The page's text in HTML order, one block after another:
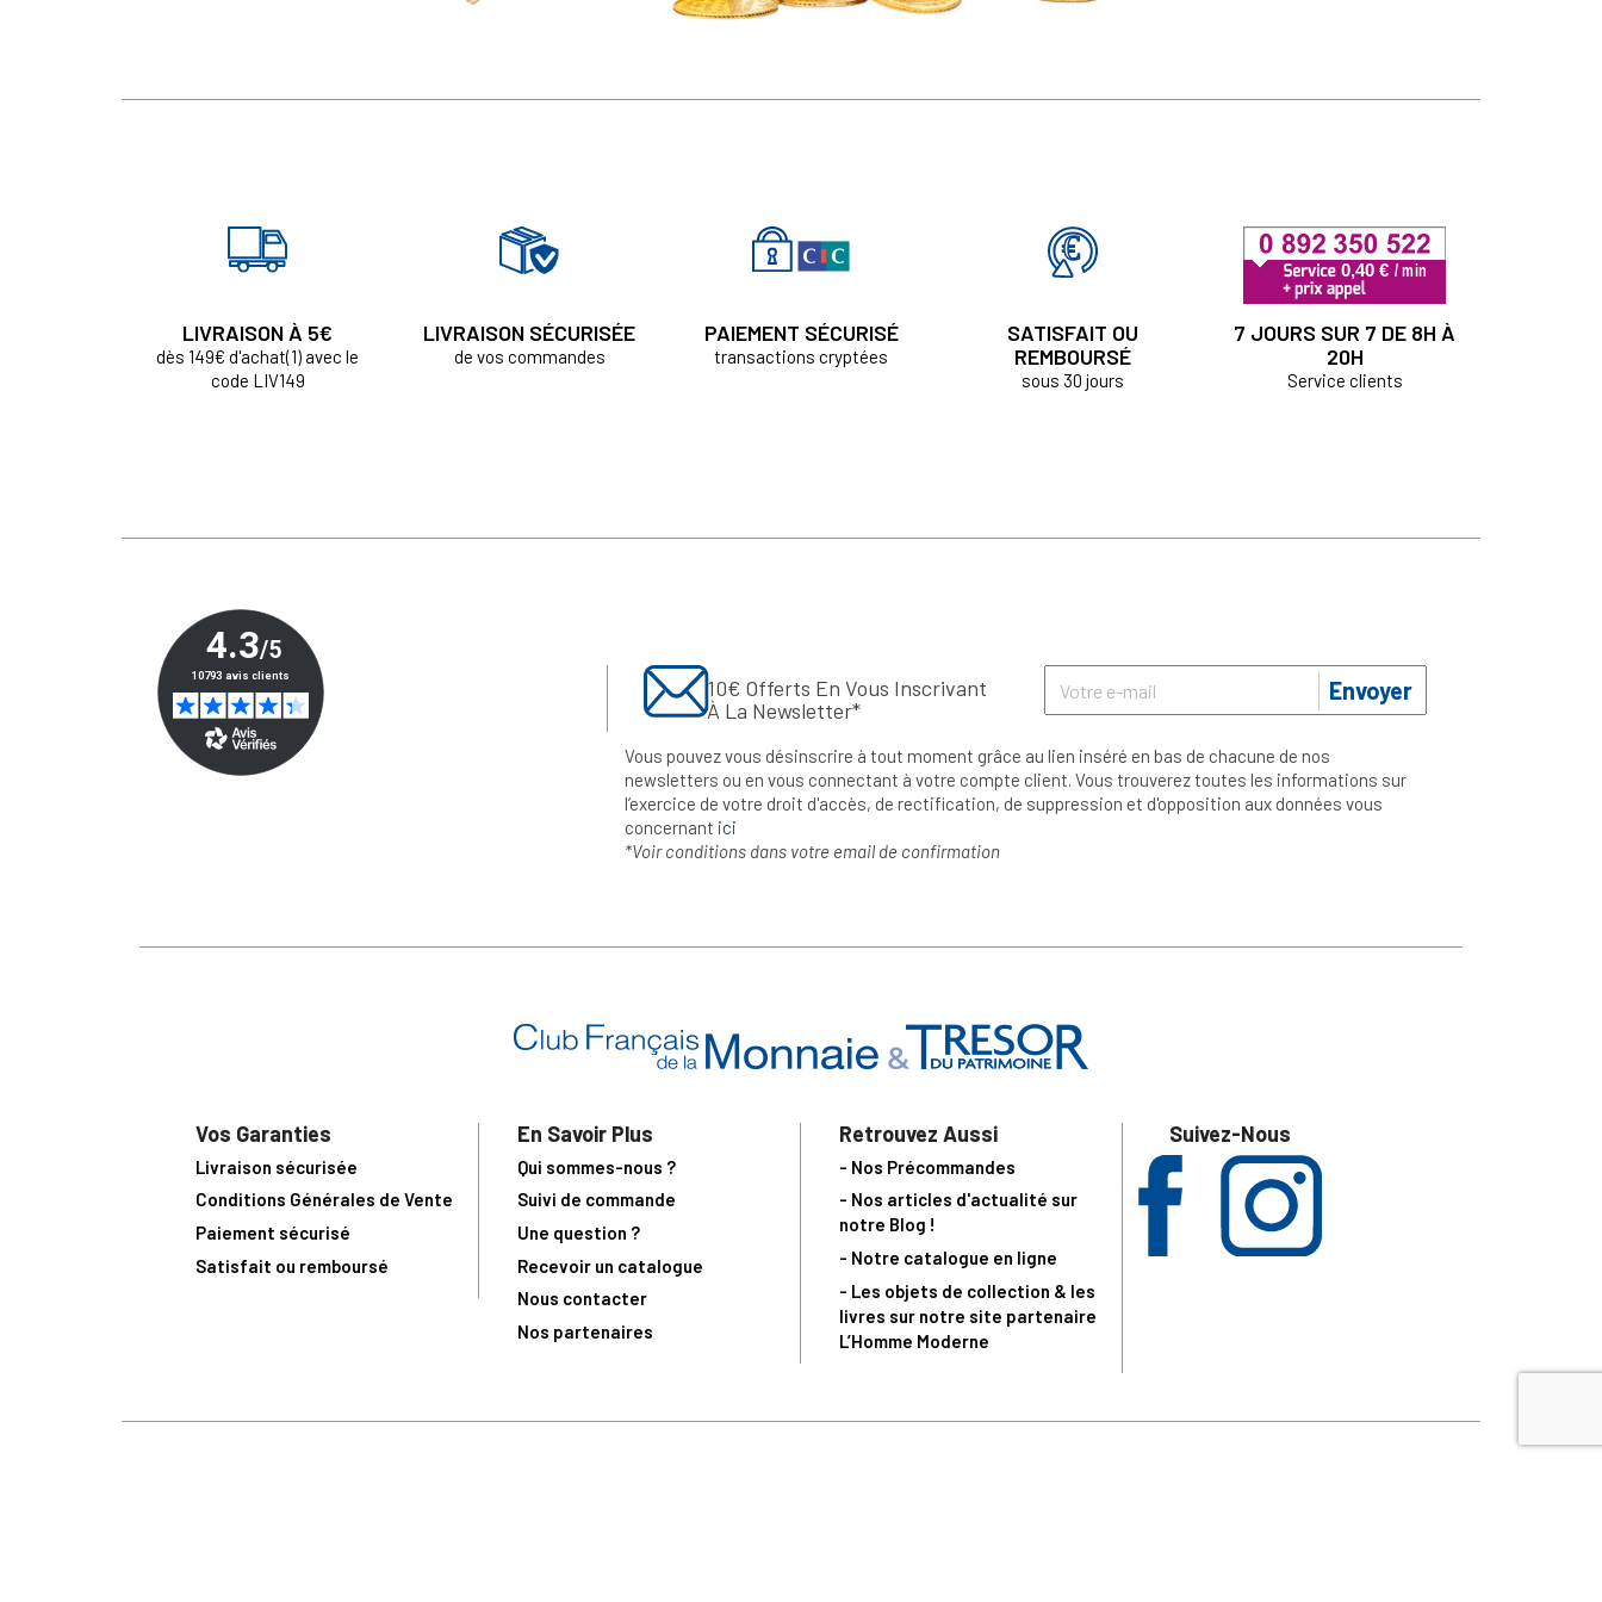
LIVRAISON À 5€
dès 149€ d'achat(1) avec le
code LIV149
LIVRAISON SÉCURISÉE
de vos commandes
PAIEMENT SÉCURISÉ
transactions cryptées
SATISFAIT OU
REMBOURSÉ
sous 30 jours
7 JOURS SUR 7 DE 8H À
20H
Service clients
10€ Offerts En Vous Inscrivant
À La Newsletter*
Envoyer
Vous pouvez vous désinscrire à tout moment grâce au lien inséré en bas de chacune de nos
newsletters ou en vous connectant à votre compte client. Vous trouverez toutes les informations sur
l’exercice de votre droit d'accès, de rectification, de suppression et d'opposition aux données vous
concernant ici
*Voir conditions dans votre email de confirmation
Vos Garanties
Livraison sécurisée
Conditions Générales de Vente
Paiement sécurisé
Satisfait ou remboursé
En Savoir Plus
Qui sommes-nous ?
Suivi de commande
Une question ?
Recevoir un catalogue
Nous contacter
Nos partenaires
Retrouvez Aussi
- Nos Précommandes
- Nos articles d'actualité sur
notre Blog !
- Notre catalogue en ligne
- Les objets de collection & les
livres sur notre site partenaire
L’Homme Moderne
Suivez-Nous